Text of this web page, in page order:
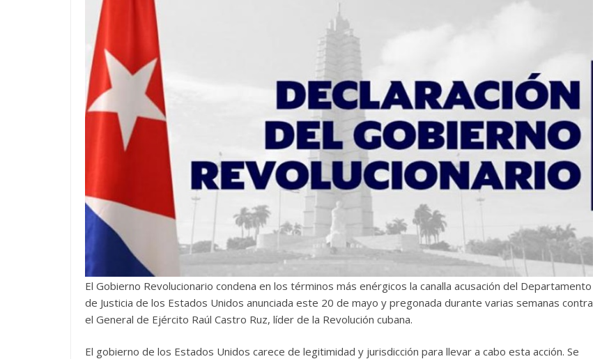
El Gobierno Revolucionario condena en los términos más enérgicos la canalla acusación del Departamento
de Justicia de los Estados Unidos anunciada este 20 de mayo y pregonada durante varias semanas contra
el General de Ejército Raúl Castro Ruz, líder de la Revolución cubana.
El gobierno de los Estados Unidos carece de legitimidad y jurisdicción para llevar a cabo esta acción. Se